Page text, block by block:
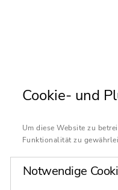
Cookie- und
Um diese Website zu
Funktionalität zu
Notwendige